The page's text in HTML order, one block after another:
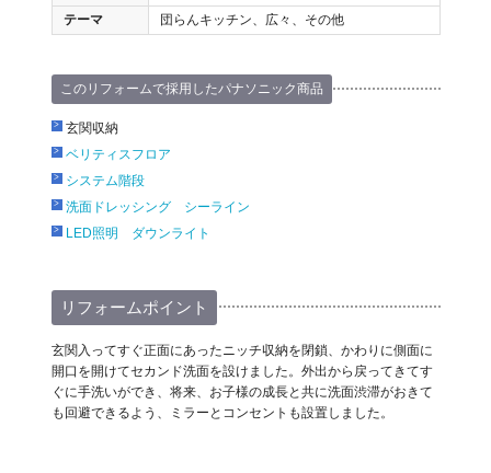
テーマ
団らんキッチン、広々、その他
このリフォームで採用したパナソニック商品
玄関収納
ベリティスフロア
システム階段
洗面ドレッシング シーライン
LED照明 ダウンライト
リフォームポイント
玄関入ってすぐ正面にあったニッチ収納を閉鎖、かわりに側面に
開口を開けてセカンド洗面を設けました。外出から戻ってきてす
ぐに手洗いができ、将来、お子様の成長と共に洗面渋滞がおきて
も回避できるよう、ミラーとコンセントも設置しました。